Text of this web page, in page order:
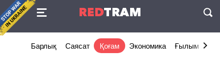
REDTRAM
Келісімі
Барлық Саясат Қоғам Экономика Ғылым және